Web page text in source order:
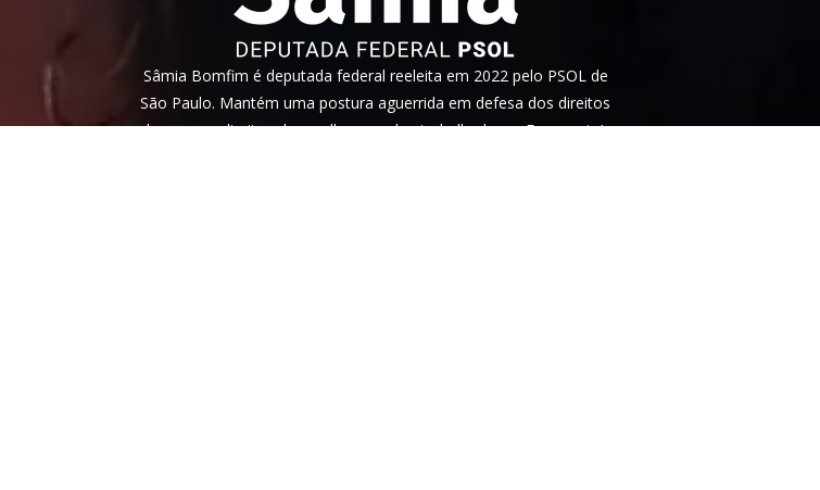
Sâmia Bomfim é deputada federal reeleita em 2022 pelo PSOL de
São Paulo. Mantém uma postura aguerrida em defesa dos direitos
humanos, direitos das mulheres e dos trabalhadores. Faça parte!